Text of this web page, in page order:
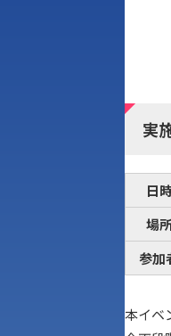
実
日
場
参加
本イベ